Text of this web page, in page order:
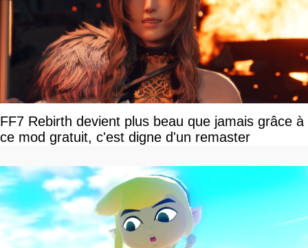
FF7 Rebirth devient plus beau que jamais grâce à
ce mod gratuit, c'est digne d'un remaster